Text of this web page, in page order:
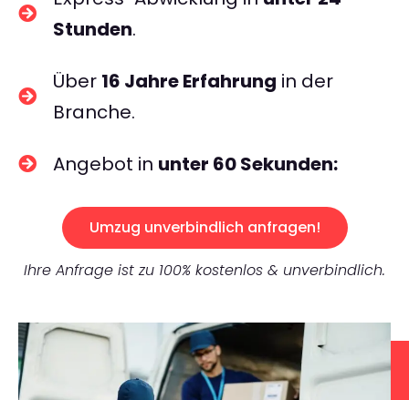
Stunden.
Über 16 Jahre Erfahrung in der
Branche.
Angebot in unter 60 Sekunden:
Umzug unverbindlich anfragen!
Ihre Anfrage ist zu 100% kostenlos & unverbindlich.